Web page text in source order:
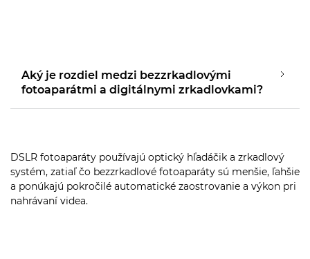
Aký je rozdiel medzi bezzrkadlovými
fotoaparátmi a digitálnymi zrkadlovkami?
DSLR fotoaparáty používajú optický hľadáčik a zrkadlový
systém, zatiaľ čo bezzrkadlové fotoaparáty sú menšie, ľahšie
a ponúkajú pokročilé automatické zaostrovanie a výkon pri
nahrávaní videa.